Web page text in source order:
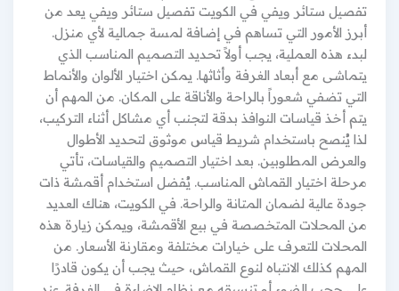
تفصيل ستائر ويفي في الكويت تفصيل ستائر ويفي يعد من
أبرز الأمور التي تساهم في إضافة لمسة جمالية لأي منزل.
لبدء هذه العملية، يجب أولاً تحديد التصميم المناسب الذي
يتماشى مع أبعاد الغرفة وأثاثها. يمكن اختيار الألوان والأنماط
التي تضفي شعوراً بالراحة والأناقة على المكان. من المهم أن
يتم أخذ قياسات النوافذ بدقة لتجنب أي مشاكل أثناء التركيب،
لذا يُنصح باستخدام شريط قياس موثوق لتحديد الأطوال
والعرض المطلوبين. بعد اختيار التصميم والقياسات، تأتي
مرحلة اختيار القماش المناسب. يُفضل استخدام أقمشة ذات
جودة عالية لضمان المتانة والراحة. في الكويت، هناك العديد
من المحلات المتخصصة في بيع الأقمشة، ويمكن زيارة هذه
المحلات للتعرف على خيارات مختلفة ومقارنة الأسعار. من
المهم كذلك الانتباه لنوع القماش، حيث يجب أن يكون قادرًا